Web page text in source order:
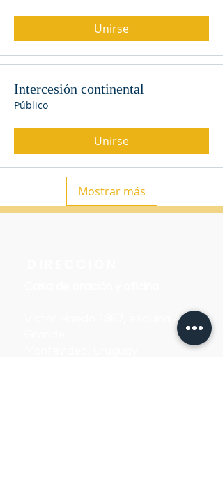
Unirse
Intercesión continental
Público
Unirse
Mostrar más
Víctor Haedo 1987, esquina Arenal